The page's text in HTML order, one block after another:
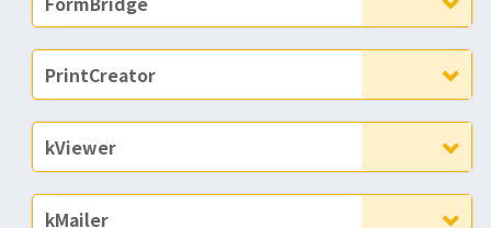
PrintCreator
kViewer
kMailer